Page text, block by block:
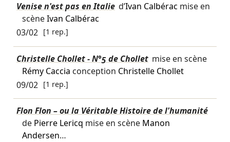
Venise n'est pas en Italie d’Ivan Calbérac mise en
scèneIvan Calbérac
03/02 [1 rep.]
Christelle Chollet - N°5 de Chollet mise en scène
Rémy Caccia conception Christelle Chollet
09/02 [1 rep.]
Flon Flon – ou la Véritable Histoire de l'humanité
de Pierre Lericq mise en scène Manon
Andersen…